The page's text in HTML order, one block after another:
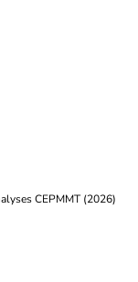
CEPMMT (2026)